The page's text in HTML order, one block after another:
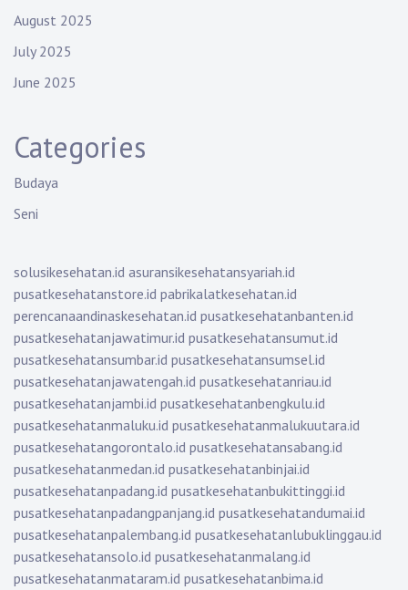
August 2025
July 2025
June 2025
Categories
Budaya
Seni
solusikesehatan.id asuransikesehatansyariah.id
pusatkesehatanstore.id pabrikalatkesehatan.id
perencanaandinaskesehatan.id pusatkesehatanbanten.id
pusatkesehatanjawatimur.id pusatkesehatansumut.id
pusatkesehatansumbar.id pusatkesehatansumsel.id
pusatkesehatanjawatengah.id pusatkesehatanriau.id
pusatkesehatanjambi.id pusatkesehatanbengkulu.id
pusatkesehatanmaluku.id pusatkesehatanmalukuutara.id
pusatkesehatangorontalo.id pusatkesehatansabang.id
pusatkesehatanmedan.id pusatkesehatanbinjai.id
pusatkesehatanpadang.id pusatkesehatanbukittinggi.id
pusatkesehatanpadangpanjang.id pusatkesehatandumai.id
pusatkesehatanpalembang.id pusatkesehatanlubuklinggau.id
pusatkesehatansolo.id pusatkesehatanmalang.id
pusatkesehatanmataram.id pusatkesehatanbima.id